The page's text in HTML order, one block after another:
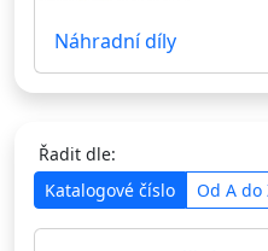
Náhradní díly
Řadit dle:
Katalogové číslo
Od A do